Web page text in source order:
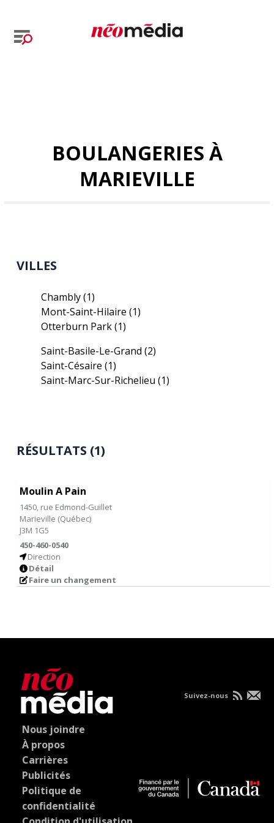
BOULANGERIES À
MARIEVILLE
VILLES
Chambly(1)
Mont-Saint-Hilaire(1)
Otterburn Park(1)
Saint-Basile-Le-Grand(2)
Saint-Césaire(1)
Saint-Marc-Sur-Richelieu(1)
RÉSULTATS (1)
Moulin A Pain
1450, rue Edmond-Guillet
Marieville (Québec)
J3M 1G5
450-460-0540
Direction
Détail
Faire un changement
Nous joindre
À propos
Carrières
Publicités
Politique de
confidentialité
Suivez-nous